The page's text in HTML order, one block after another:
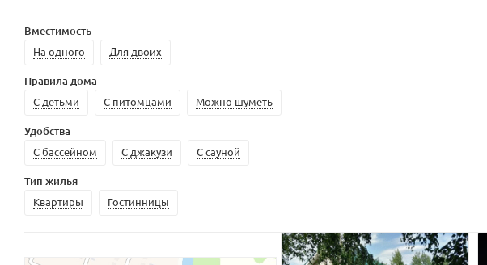
Вместимость
На одного Для двоих
Правила дома
С детьми С питомцами Можно шуметь
Удобства
С бассейном С джакузи С сауной
Тип жилья
Квартиры Гостинницы